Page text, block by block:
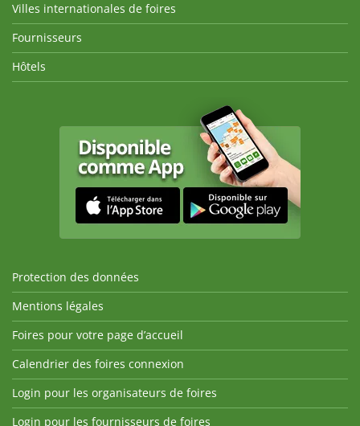
Villes internationales de foires
Fournisseurs
Hôtels
Protection des données
Mentions légales
Foires pour votre page d’accueil
Calendrier des foires connexion
Login pour les organisateurs de foires
Login pour les fournisseurs de foires